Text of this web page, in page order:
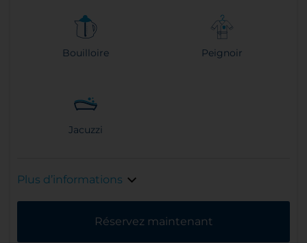
Bouilloire Peignoir
Jacuzzi
Plus d’informations
Réservez maintenant